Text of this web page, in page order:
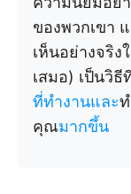
ของพวกเขา
เห็นอย่างจริ
เสมอ) เป็นวิธี
ที่ทำงานและ
คุณมากขึ้น